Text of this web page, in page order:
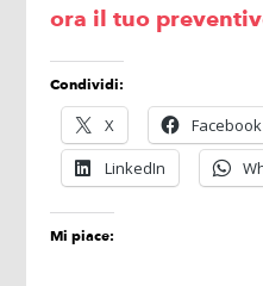
ora il tuo
Condividi:
X Facebook
LinkedIn
Mi piace: